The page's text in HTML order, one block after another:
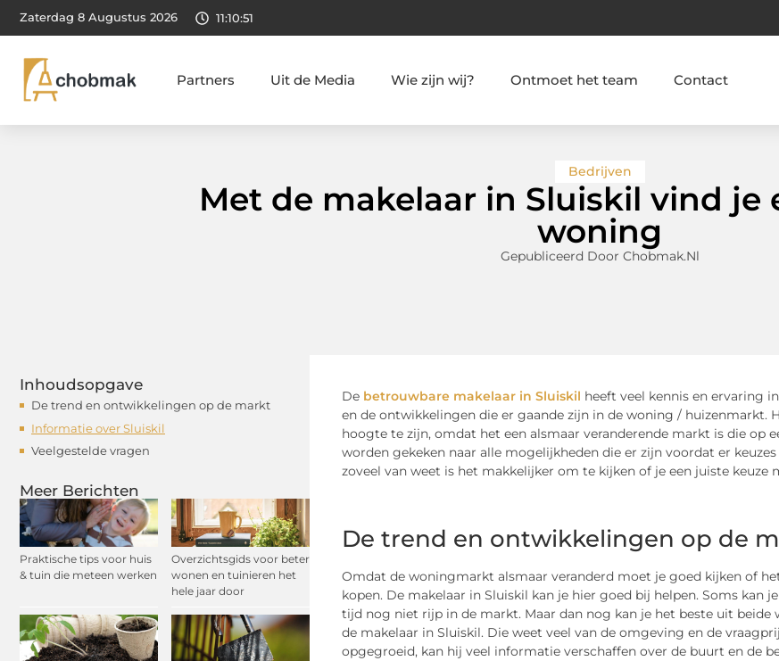
Zaterdag 8 Augustus 2026 11:10:52
Partners Uit de Media Wie zijn wij? Ontmoet het team Contact
Bedrijven
Met de makelaar in Sluiskil vind je
woning
Gepubliceerd Door Chobmak.nl
Inhoudsopgave
De trend en ontwikkelingen op de markt
Informatie over Sluiskil
Veelgestelde vragen
Meer Berichten
Praktische tips voor huis
& tuin die meteen werken
Overzichtsgids voor beter
wonen en tuinieren het
hele jaar door
De betrouwbare makelaar in Sluiskil heeft veel kennis en ervaring
en de ontwikkelingen die er gaande zijn in de woning / huizenmarkt.
hoogte te zijn, omdat het een alsmaar veranderende markt is die op
worden gekeken naar alle mogelijkheden die er zijn voordat er
zoveel van weet is het makkelijker om te kijken of je een juiste keuze
De trend en ontwikkelingen op de
Omdat de woningmarkt alsmaar veranderd moet je goed kijken of
kopen. De makelaar in Sluiskil kan je hier goed bij helpen. Soms kan
tijd nog niet rijp in de markt. Maar dan nog kan je het beste uit
de makelaar in Sluiskil. Die weet veel van de omgeving en de
opgegroeid, kan hij veel informatie verschaffen over de buurt en de